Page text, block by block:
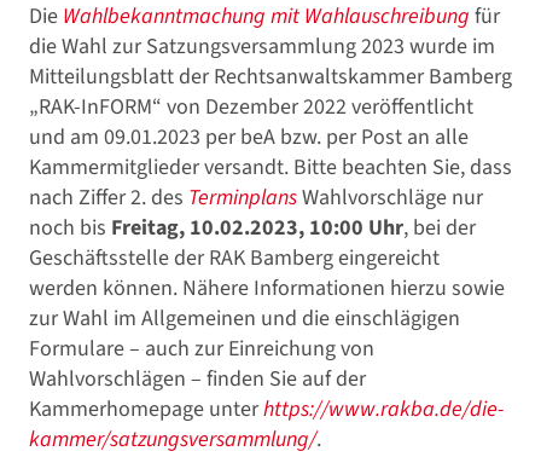
Die Wahlbekanntmachung mit Wahlauschreibung für
die Wahl zur Satzungsversammlung 2023 wurde im
Mitteilungsblatt der Rechtsanwaltskammer Bamberg
„RAK-InFORM“ von Dezember 2022 veröffentlicht
und am 09.01.2023 per beA bzw. per Post an alle
Kammermitglieder versandt. Bitte beachten Sie, dass
nach Ziffer 2. des TerminplansWahlvorschläge nur
noch bis Freitag, 10.02.2023, 10:00 Uhr, bei der
Geschäftsstelle der RAK Bamberg eingereicht
werden können. Nähere Informationen hierzu sowie
zur Wahl im Allgemeinen und die einschlägigen
Formulare – auch zur Einreichung von
Wahlvorschlägen – finden Sie auf der
Kammerhomepage unterhttps://www.rakba.de/die-
kammer/satzungsversammlung/.